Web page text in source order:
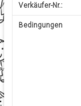
Verkäufer-Nr.:
Bedingungen